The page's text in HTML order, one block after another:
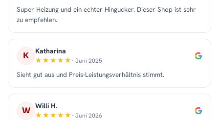
Super Heizung und ein echter Hingucker. Dieser Shop ist sehr
zu empfehlen.
K Katharina
· Juni 2025
Sieht gut aus und Preis-Leistungsverhältnis stimmt.
W Willi H.
· Juni 2026